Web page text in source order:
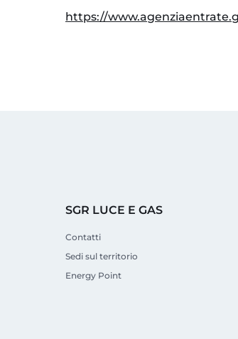
https://
SGR LUCE E GAS
Contatti
Sedi sul territorio
Energy Point